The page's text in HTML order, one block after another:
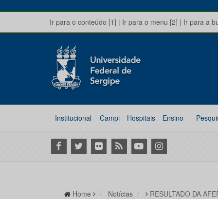
Ir para o conteúdo [1] | Ir para o menu [2] | Ir para a
Institucional Campi Hospitais Ensino
Facebook
Twitter Flickr RSS YoutubeInstagram
Home Notícias RESULTADO DA